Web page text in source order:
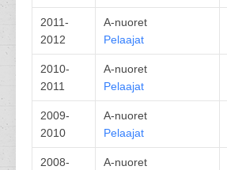
2011-
2012
A-nuoret
Pelaajat
2010-
2011
A-nuoret
Pelaajat
2009-
2010
A-nuoret
Pelaajat
2008-
A-nuoret